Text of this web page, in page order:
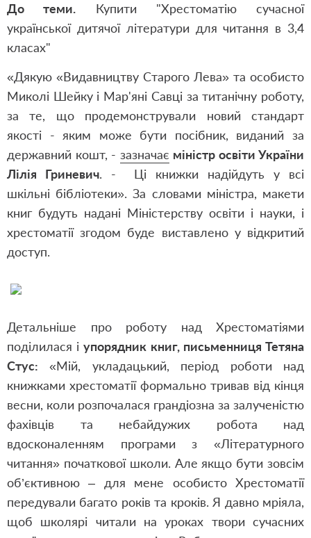
До теми. Купити "Хрестоматію сучасної
української дитячої літератури для читання в 3,4
класах"
«Дякую «Видавництву Старого Лева» та особисто
Миколі Шейку і Мар'яні Савці за титанічну роботу,
за те, що продемонстрували новий стандарт
якості - яким може бути посібник, виданий за
державний кошт, - зазначає міністр освіти України
Лілія Гриневич. - Ці книжки надійдуть у всі
шкільні бібліотеки». За словами міністра, макети
книг будуть надані Міністерству освіти і науки, і
хрестоматії згодом буде виставлено у відкритий
доступ.
Детальніше про роботу над Хрестоматіями
поділилася іупорядник книг, письменниця Тетяна
Стус: «Мій, укладацький, період роботи над
книжками хрестоматії формально тривав від кінця
весни, коли розпочалася грандіозна за залученістю
фахівців та небайдужих робота над
вдосконаленням програми з «Літературного
читання» початкової школи. Але якщо бути зовсім
об’єктивною – для мене особисто Хрестоматії
передували багато років та кроків. Я давно мріяла,
щоб школярі читали на уроках твори сучасних